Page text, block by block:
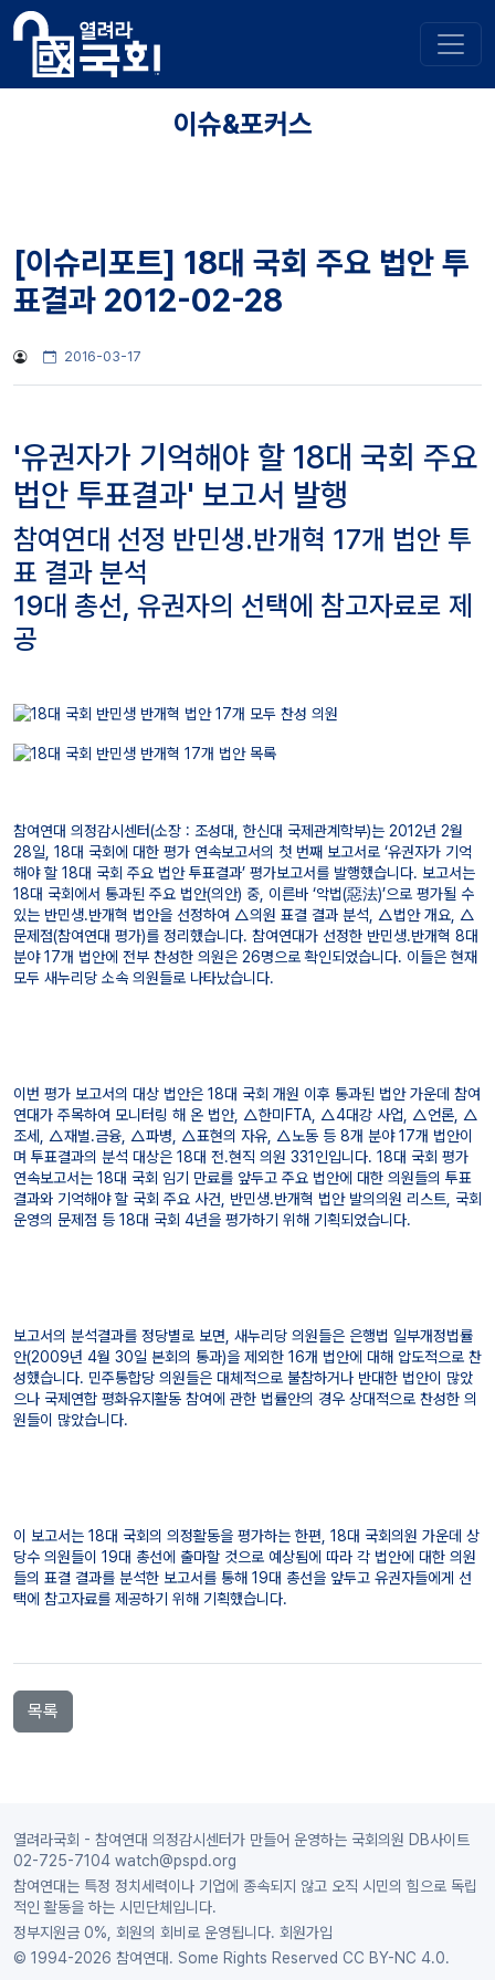
이슈&포커스
[이슈리포트] 18대 국회 주요 법안 투
표결과 2012-02-28
2016-03-17
'유권자가 기억해야 할 18대 국회 주요
법안 투표결과' 보고서 발행
참여연대 선정 반민생․반개혁 17개 법안 투
표 결과 분석
19대 총선, 유권자의 선택에 참고자료로 제
공
참여연대 의정감시센터(소장 : 조성대, 한신대 국제관계학부)는 2012년 2월
28일, 18대 국회에 대한 평가 연속보고서의 첫 번째 보고서로 ‘유권자가 기억
해야 할 18대 국회 주요 법안 투표결과’ 평가보고서를 발행했습니다. 보고서는
18대 국회에서 통과된 주요 법안(의안) 중, 이른바 ‘악법(惡法)’으로 평가될 수
있는 반민생․반개혁 법안을 선정하여 △의원 표결 결과 분석, △법안 개요, △
문제점(참여연대 평가)를 정리했습니다. 참여연대가 선정한 반민생․반개혁 8대
분야 17개 법안에 전부 찬성한 의원은 26명으로 확인되었습니다. 이들은 현재
모두 새누리당 소속 의원들로 나타났습니다.
이번 평가 보고서의 대상 법안은 18대 국회 개원 이후 통과된 법안 가운데 참여
연대가 주목하여 모니터링 해 온 법안, △한미FTA, △4대강 사업, △언론, △
조세, △재벌․금융, △파병, △표현의 자유, △노동 등 8개 분야 17개 법안이
며 투표결과의 분석 대상은 18대 전․현직 의원 331인입니다. 18대 국회 평가
연속보고서는 18대 국회 임기 만료를 앞두고 주요 법안에 대한 의원들의 투표
결과와 기억해야 할 국회 주요 사건, 반민생․반개혁 법안 발의의원 리스트, 국회
운영의 문제점 등 18대 국회 4년을 평가하기 위해 기획되었습니다.
보고서의 분석결과를 정당별로 보면, 새누리당 의원들은 은행법 일부개정법률
안(2009년 4월 30일 본회의 통과)을 제외한 16개 법안에 대해 압도적으로 찬
성했습니다. 민주통합당 의원들은 대체적으로 불참하거나 반대한 법안이 많았
으나 국제연합 평화유지활동 참여에 관한 법률안의 경우 상대적으로 찬성한 의
원들이 많았습니다.
이 보고서는 18대 국회의 의정활동을 평가하는 한편, 18대 국회의원 가운데 상
당수 의원들이 19대 총선에 출마할 것으로 예상됨에 따라 각 법안에 대한 의원
들의 표결 결과를 분석한 보고서를 통해 19대 총선을 앞두고 유권자들에게 선
택에 참고자료를 제공하기 위해 기획했습니다.
목록
열려라국회 - 참여연대 의정감시센터가 만들어 운영하는 국회의원 DB사이트
02-725-7104 watch@pspd.org
참여연대는 특정 정치세력이나 기업에 종속되지 않고 오직 시민의 힘으로 독립
적인 활동을 하는 시민단체입니다.
정부지원금 0%, 회원의 회비로 운영됩니다. 회원가입
© 1994-2026 참여연대. Some Rights Reserved CC BY-NC 4.0.